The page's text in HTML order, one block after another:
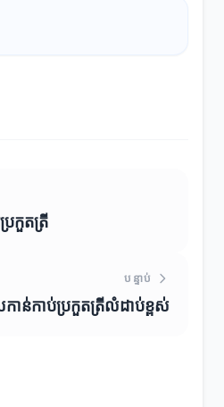
រកួតត្រី
បន្ទាប់
កាន់កាប់ប្រកួតត្រីលំដាប់ខ្ពស់